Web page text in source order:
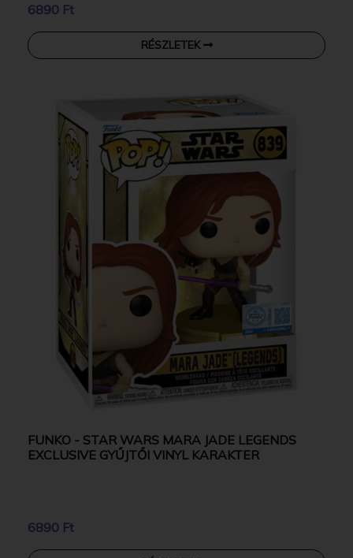
6890 Ft
RÉSZLETEK
FUNKO - STAR WARS MARA JADE LEGENDS
EXCLUSIVE GYŰJTŐI VINYL KARAKTER
6890 Ft